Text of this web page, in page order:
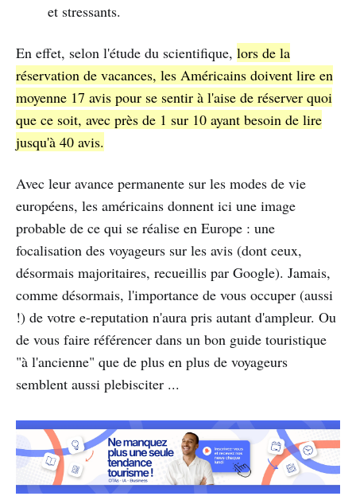
et stressants.
En effet, selon l'étude du scientifique, lors de la
réservation de vacances, les Américains doivent lire en
moyenne 17 avis pour se sentir à l'aise de réserver quoi
que ce soit, avec près de 1 sur 10 ayant besoin de lire
jusqu'à 40 avis.
Avec leur avance permanente sur les modes de vie
européens, les américains donnent ici une image
probable de ce qui se réalise en Europe : une
focalisation des voyageurs sur les avis (dont ceux,
désormais majoritaires, recueillis par Google). Jamais,
comme désormais, l'importance de vous occuper (aussi
!) de votre e-reputation n'aura pris autant d'ampleur. Ou
de vous faire référencer dans un bon guide touristique
"à l'ancienne" que de plus en plus de voyageurs
semblent aussi plebisciter ...